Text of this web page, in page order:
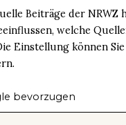
Beiträge der NRWZ
welche
Einstellung können
bevorzugen